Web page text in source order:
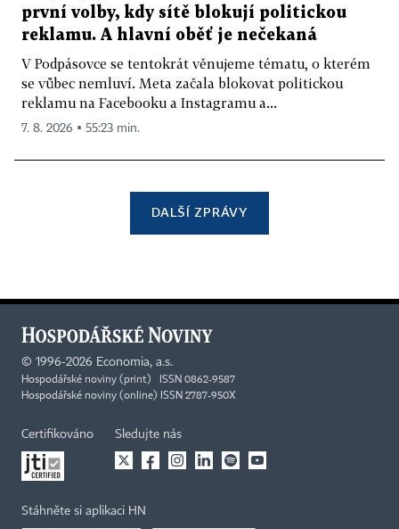
první volby, kdy sítě blokují politickou
reklamu. A hlavní oběť je nečekaná
V Podpásovce se tentokrát věnujeme tématu, o kterém
se vůbec nemluví. Meta začala blokovat politickou
reklamu na Facebooku a Instagramu a...
7. 8. 2026 ▪ 55:23 min.
DALŠÍ ZPRÁVY
© 1996-2026 Economia, a.s.
Hospodářské noviny (print) ISSN 0862-9587
Hospodářské noviny (online) ISSN 2787-950X
Certifikováno Sledujte nás
Stáhněte si aplikaci HN